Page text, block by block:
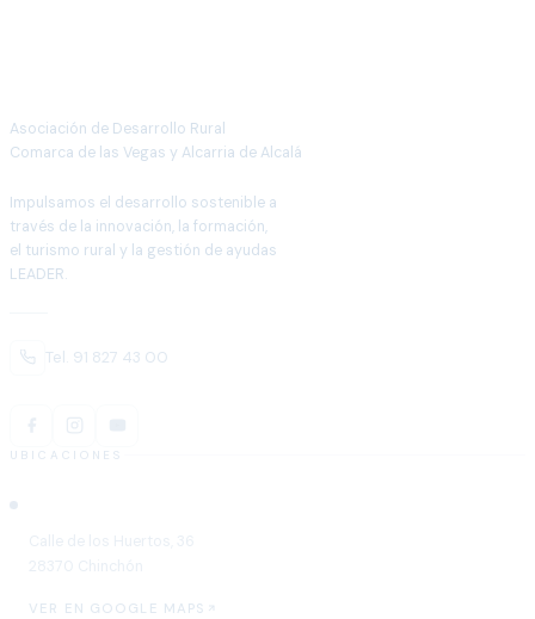
Asociación de Desarrollo Rural
Comarca de las Vegas y Alcarria de Alcalá
Impulsamos el desarrollo sostenible a
través de la innovación, la formación,
el turismo rural y la gestión de ayudas
LEADER.
Tel. 91 827 43 00
UBICACIONES
VER EN GOOGLE MAPS